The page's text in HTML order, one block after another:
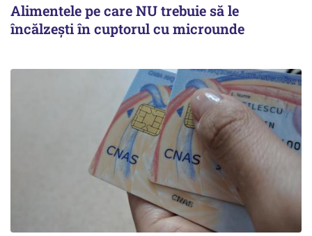
Alimentele pe care NU trebuie să le
încălzeşti în cuptorul cu microunde